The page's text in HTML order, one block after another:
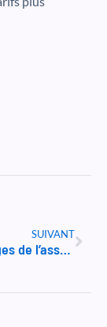
SUIVANT
Les avantages de l’assurance multirisque habitation pour les étudiants